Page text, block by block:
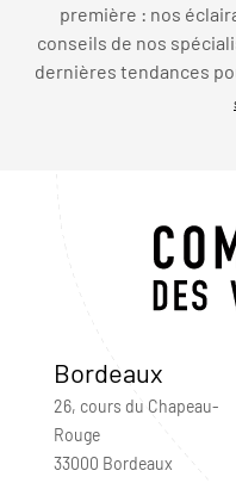
première : nos
conseils de nos
dernières tendances
Bordeaux
26, cours du Chapeau-
Rouge
33000 Bordeaux